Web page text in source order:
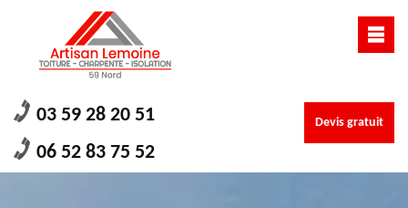
03 59 28 20 51
06 52 83 75 52
Devis gratuit